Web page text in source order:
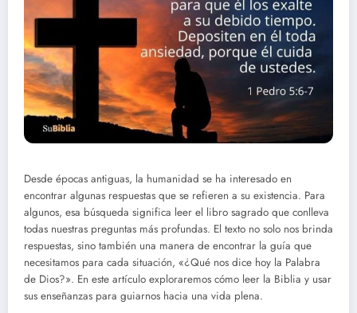
Desde épocas antiguas, la humanidad se ha interesado en
encontrar algunas respuestas que se refieren a su existencia. Para
algunos, esa búsqueda significa leer el libro sagrado que conlleva
todas nuestras preguntas más profundas. El texto no solo nos brinda
respuestas, sino también una manera de encontrar la guía que
necesitamos para cada situación, «¿Qué nos dice hoy la Palabra
de Dios?». En este artículo exploraremos cómo leer la Biblia y usar
sus enseñanzas para guiarnos hacia una vida plena.